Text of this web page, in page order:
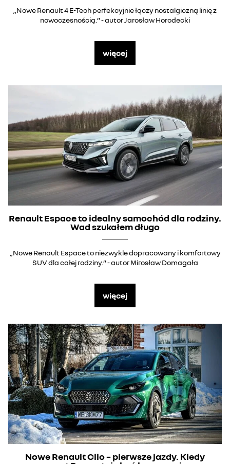
„Nowe Renault 4 E-Tech perfekcyjnie łączy nostalgiczną linię z
nowoczesnością.” - autor Jarosław Horodecki
więcej
Renault Espace to idealny samochód dla rodziny.
Wad szukałem długo
„Nowe Renault Espace to niezwykle dopracowany i komfortowy
SUV dla całej rodziny.” - autor Mirosław Domagała
więcej
Nowe Renault Clio – pierwsze jazdy. Kiedy